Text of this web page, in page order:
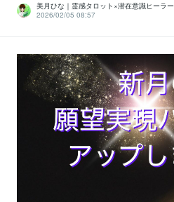
美月ひな｜霊感タロット×潜在意識ヒーラー
2026/02/05 08:57